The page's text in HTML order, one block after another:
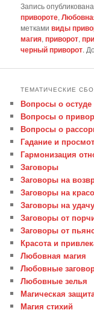
Запись
привороте,
меткамивиды
магия,приворот,
черный приворот.
ТЕМАТИЧЕСКИЕ
Вопросы о остуде
Вопросы о
Вопросы о
Гадание и
Гармонизация
Заговоры
Заговоры на
Заговоры на
Заговоры на удачу
Заговоры от
Заговоры от
Красота и
Любовная магия
Любовные
Любовные зелья
Магическая
Магия стихий